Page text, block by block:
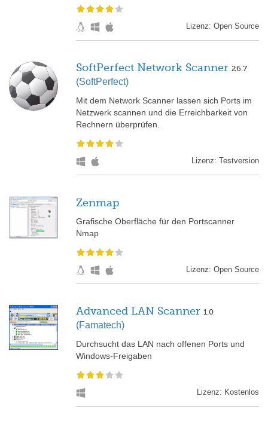
Lizenz: Open Source
SoftPerfect Network Scanner 26.7
(SoftPerfect)
Mit dem Network Scanner lassen sich Ports im
Netzwerk scannen und die Erreichbarkeit von
Rechnern überprüfen.
Lizenz: Testversion
Zenmap
Grafische Oberfläche für den Portscanner
Nmap
Lizenz: Open Source
Advanced LAN Scanner 1.0
(Famatech)
Durchsucht das LAN nach offenen Ports und
Windows-Freigaben
Lizenz: Kostenlos